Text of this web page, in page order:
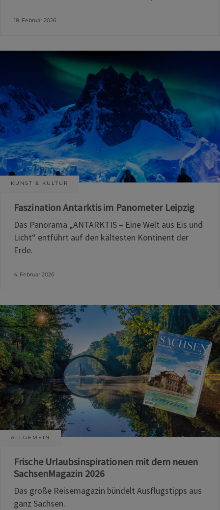
18. Februar 2026
KUNST & KULTUR
Faszination Antarktis im Panometer Leipzig
Das Panorama „ANTARKTIS – Eine Welt aus Eis und
Licht“ entführt auf den kältesten Kontinent der
Erde.
4. Februar 2026
ALLGEMEIN
Frische Urlaubsinspirationen mit dem neuen
SachsenMagazin 2026
Das große Reisemagazin bündelt Ausflugstipps aus
ganz Sachsen.